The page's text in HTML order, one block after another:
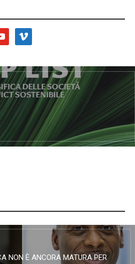
vimeo
NON È ANCORA MATURA PER